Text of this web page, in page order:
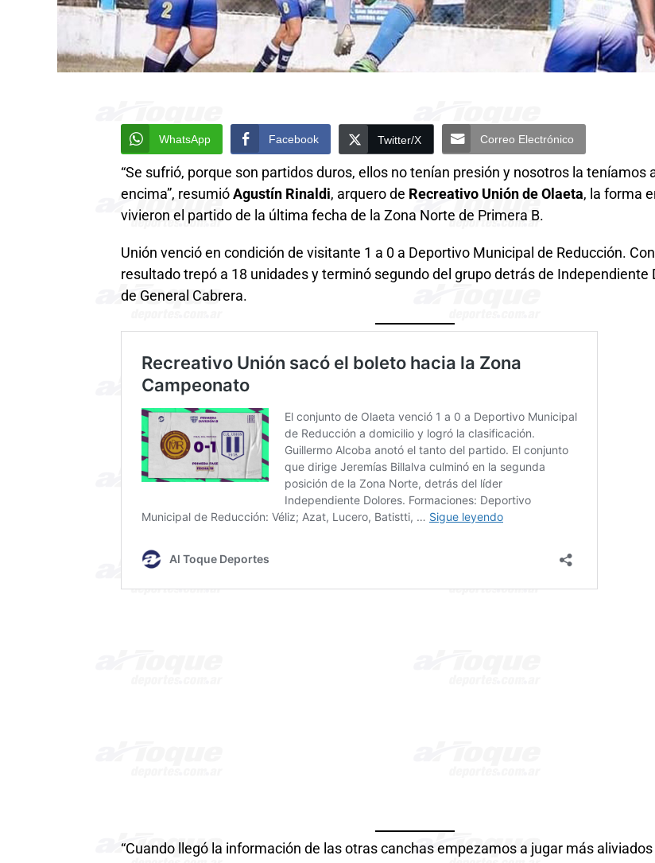
WhatsApp Facebook Twitter/X Correo Electrónico
“Se sufrió, porque son partidos duros, ellos no tenían presión y nosotros la teníamos
encima”, resumió Agustín Rinaldi, arquero de Recreativo Unión de Olaeta, la forma
vivieron el partido de la última fecha de la Zona Norte de Primera B.
Unión venció en condición de visitante 1 a 0 a Deportivo Municipal de Reducción.
resultado trepó a 18 unidades y terminó segundo del grupo detrás de Independiente
de General Cabrera.
“Cuando llegó la información de las otras canchas empezamos a jugar más